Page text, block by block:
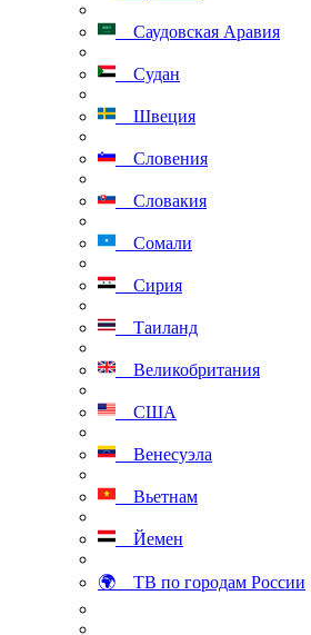
Саудовская Аравия
Судан
Швеция
Словения
Словакия
Сомали
Сирия
Таиланд
Великобритания
США
Венесуэла
Вьетнам
Йемен
🌍 ТВ по городам России